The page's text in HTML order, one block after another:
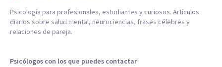
Psicología para profesionales, estudiantes y curiosos. Artículos
diarios sobre salud mental, neurociencias, frases célebres y
relaciones de pareja.
Psicólogos con los que puedes contactar